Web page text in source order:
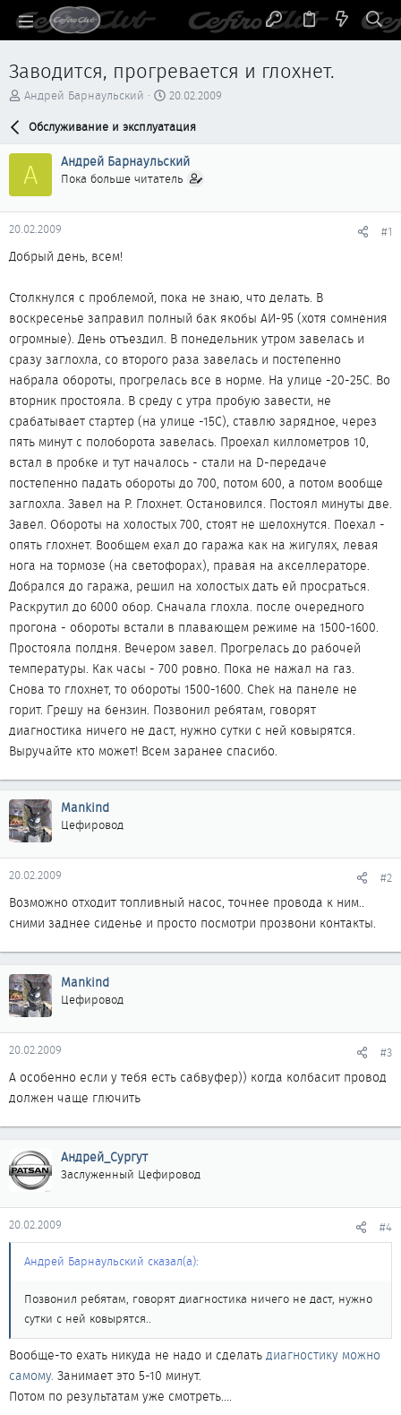
Заводится, прогревается и глохнет.
А
р
т
м
ы
Андрей Барнаульский
Д
т
н
а
а
20.02.2009
Обслуживание и эксплуатация
А Андрей Барнаульский
Пока больше читатель
20.02.2009 #1
Добрый день, всем!
Столкнулся с проблемой, пока не знаю, что делать. В
воскресенье заправил полный бак якобы АИ-95 (хотя сомнения
огромные). День отъездил. В понедельник утром завелась и
сразу заглохла, со второго раза завелась и постепенно
набрала обороты, прогрелась все в норме. На улице -20-25С. Во
вторник простояла. В среду с утра пробую завести, не
срабатывает стартер (на улице -15С), ставлю зарядное, через
пять минут с полоборота завелась. Проехал киллометров 10,
встал в пробке и тут началось - стали на D-передаче
постепенно падать обороты до 700, потом 600, а потом вообще
заглохла. Завел на P. Глохнет. Остановился. Постоял минуты две.
Завел. Обороты на холостых 700, стоят не шелохнутся. Поехал -
опять глохнет. Вообщем ехал до гаража как на жигулях, левая
нога на тормозе (на светофорах), правая на акселлераторе.
Добрался до гаража, решил на холостых дать ей просраться.
Раскрутил до 6000 обор. Сначала глохла. после очередного
прогона - обороты встали в плавающем режиме на 1500-1600.
Простояла полдня. Вечером завел. Прогрелась до рабочей
температуры. Как часы - 700 ровно. Пока не нажал на газ.
Снова то глохнет, то обороты 1500-1600. Chek на панеле не
горит. Грешу на бензин. Позвонил ребятам, говорят
диагностика ничего не даст, нужно сутки с ней ковырятся.
Выручайте кто может! Всем заранее спасибо.
Mankind
Цефировод
20.02.2009 #2
Возможно отходит топливный насос, точнее провода к ним..
сними заднее сиденье и просто посмотри прозвони контакты.
Mankind
Цефировод
20.02.2009 #3
А особенно если у тебя есть сабвуфер)) когда колбасит провод
должен чаще глючить
Андрей_Сургут
Заслуженный Цефировод
20.02.2009 #4
Андрей Барнаульский сказал(а):
Позвонил ребятам, говорят диагностика ничего не даст, нужно
сутки с ней ковырятся..
Вообще-то ехать никуда не надо и сделать диагностику можно
самому. Занимает это 5-10 минут.
Потом по результатам уже смотреть....